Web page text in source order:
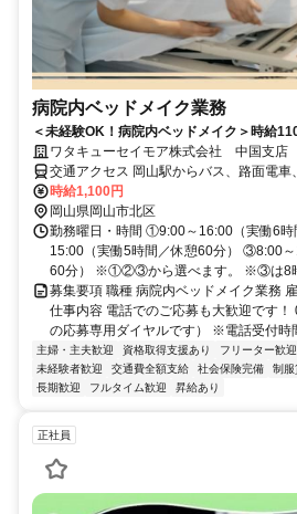
病院内ベッドメイク業務
＜未経験OK！病院内ベッドメイク＞時給
生他手当充実／マイカー通勤可♪
ワタキューセイモア株式会社 中国支店
交通アクセス 岡山駅からバス、路面電車
輝橋」から徒歩10分
時給1,100円
岡山県岡山市北区
勤務曜日・時間 ①9:00～16:00（実働6
15:00（実働5時間／休憩60分） ③8:00
60分） ※①②③から選べます。 ※③は8時
募集要項 職種 病院内ベッドメイク業務
仕事内容 電話でのご応募も大歓迎です
の応募専用ダイヤルです） ※電話受付時
主婦・主夫歓迎 資格取得支援あり フリーター歓迎
未経験者歓迎
交通費全額支給 社会保険完備 制服
長期歓迎
フルタイム歓迎 昇給あり
正社員